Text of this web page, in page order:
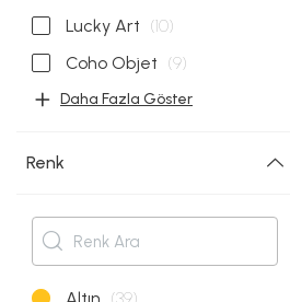
Lucky Art (10)
Coho Objet (9)
Daha Fazla Göster
Renk